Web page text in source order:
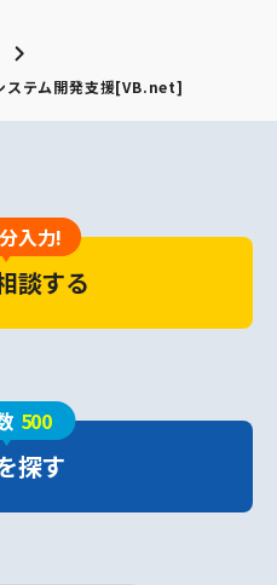
ステム開発支援[VB.net]
入力!
談する
500
探す